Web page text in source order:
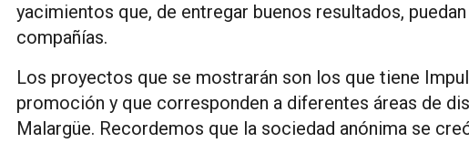
yacimientos que, de entregar buenos resultados,
compañías.
Los proyectos que se mostrarán son los que tiene
promoción y que corresponden a diferentes áreas de
Malargüe. Recordemos que la sociedad anónima se